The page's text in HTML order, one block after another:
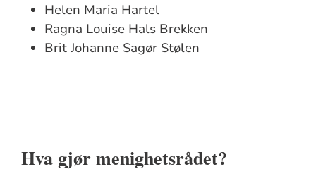
Helen Maria Hartel
Ragna Louise Hals Brekken
Brit Johanne Sagør Stølen
Hva gjør menighetsrådet?